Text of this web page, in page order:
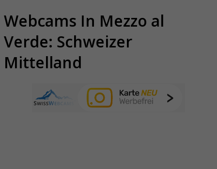
Webcams In Mezzo al
Verde: Schweizer
Mittelland